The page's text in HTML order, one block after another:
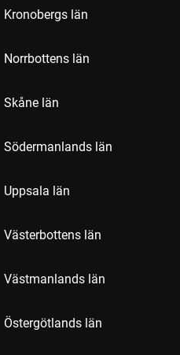
Kronobergs län
Norrbottens län
Skåne län
Södermanlands län
Uppsala län
Västerbottens län
Västmanlands län
Östergötlands län